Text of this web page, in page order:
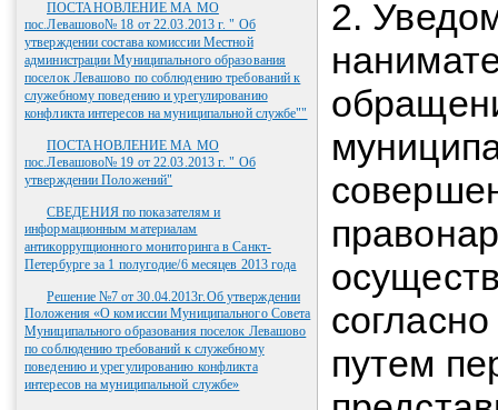
ПОСТАНОВЛЕНИЕ МА МО
пос.Левашово№ 18 от 22.03.2013 г. " Об
утверждении состава комиссии Местной
администрации Муниципального образования
поселок Левашово по соблюдению требований к
служебному поведению и урегулированию
конфликта интересов на муниципальной службе""
ПОСТАНОВЛЕНИЕ МА МО
пос.Левашово№ 19 от 22.03.2013 г. " Об
утверждении Положений"
СВЕДЕНИЯ по показателям и
информационным материалам
антикоррупционного мониторинга в Санкт-
Петербурге за 1 полугодие/6 месяцев 2013 года
Решение №7 от 30.04.2013г.Об утверждении
Положения «О комиссии Муниципального Совета
Муниципального образования поселок Левашово
по соблюдению требований к служебному
поведению и урегулированию конфликта
интересов на муниципальной службе»
2.
согласно
путем